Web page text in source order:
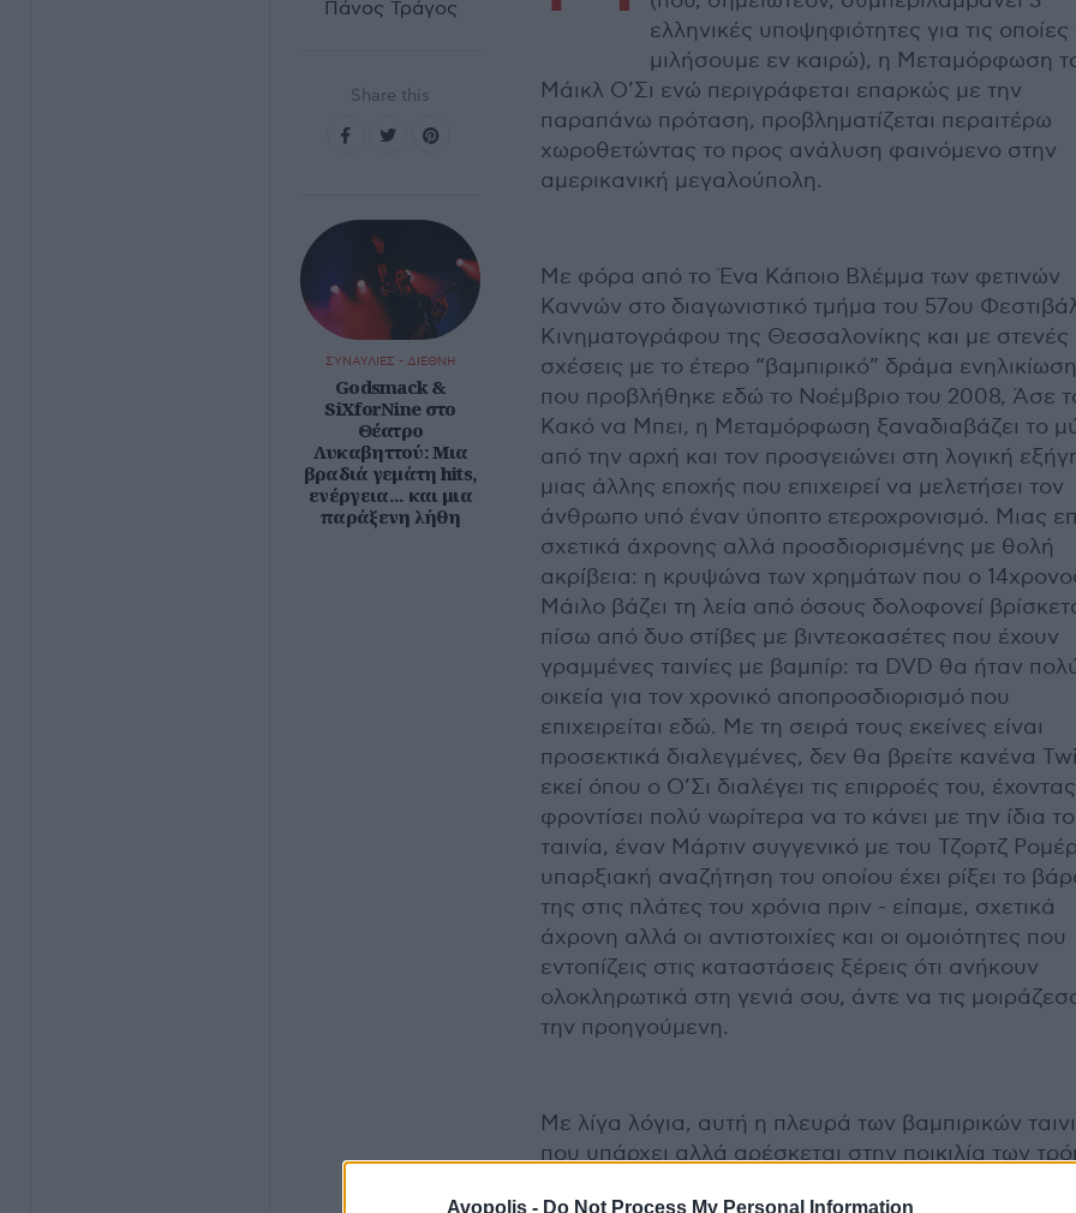
Avopolis - Do Not Process My Personal Information
Πάνος Τράγος
Share this
ΣΥΝΑΥΛΙΕΣ - ΔΙΕΘΝΗ
Godsmack &
SiXforNine στο
Θέατρο
Λυκαβηττού: Μια
βραδιά γεμάτη hits,
ενέργεια... και μια
παράξενη λήθη
ελληνικές υποψηφιότητες για τις
μιλήσουμε εν καιρώ), η Μεταμόρφωση
Μάικλ Ο’Σι ενώ περιγράφεται επαρκώς με την
παραπάνω πρόταση, προβληματίζεται περαιτέρω
χωροθετώντας το προς ανάλυση φαινόμενο στην
αμερικανική μεγαλούπολη.
Με φόρα από το Ένα Κάποιο Βλέμμα των φετινών
Καννών στο διαγωνιστικό τμήμα του 57ου
Κινηματογράφου της Θεσσαλονίκης και με στενές
σχέσεις με το έτερο “βαμπιρικό” δράμα
που προβλήθηκε εδώ το Νοέμβριο του 2008, Άσε
Κακό να Μπει, η Μεταμόρφωση ξαναδιαβάζει το
από την αρχή και τον προσγειώνει στη λογική
μιας άλλης εποχής που επιχειρεί να μελετήσει τον
άνθρωπο υπό έναν ύποπτο ετεροχρονισμό. Μιας
σχετικά άχρονης αλλά προσδιορισμένης με θολή
ακρίβεια: η κρυψώνα των χρημάτων που ο
Μάιλο βάζει τη λεία από όσους δολοφονεί
πίσω από δυο στίβες με βιντεοκασέτες που έχουν
γραμμένες ταινίες με βαμπίρ: τα DVD θα ήταν
οικεία για τον χρονικό αποπροσδιορισμό που
επιχειρείται εδώ. Με τη σειρά τους εκείνες είναι
προσεκτικά διαλεγμένες, δεν θα βρείτε κανένα
εκεί όπου ο Ο’Σι διαλέγει τις επιρροές του, έχοντας
φροντίσει πολύ νωρίτερα να το κάνει με την ίδια
ταινία, έναν Μάρτιν συγγενικό με του Τζορτζ
υπαρξιακή αναζήτηση του οποίου έχει ρίξει το
της στις πλάτες του χρόνια πριν - είπαμε, σχετικά
άχρονη αλλά οι αντιστοιχίες και οι ομοιότητες που
εντοπίζεις στις καταστάσεις ξέρεις ότι ανήκουν
ολοκληρωτικά στη γενιά σου, άντε να τις
την προηγούμενη.
Με λίγα λόγια, αυτή η πλευρά των βαμπιρικών
που υπάρχει αλλά αρέσκεται στην ποικιλία των